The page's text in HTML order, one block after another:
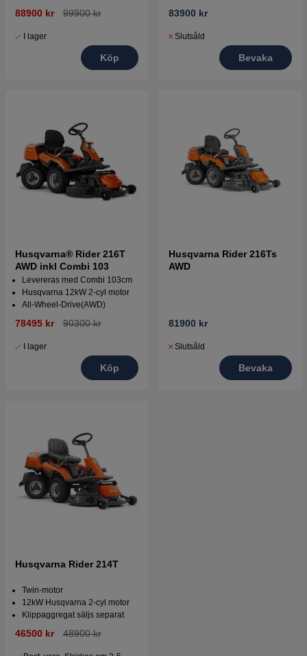
88900 kr 99900 kr
I lager
Köp
83900 kr
Slutsåld
Bevaka
Husqvarna® Rider 216T
AWD inkl Combi 103
Levereras med Combi 103cm
Husqvarna 12kW 2-cyl motor
All-Wheel-Drive(AWD)
78495 kr 90300 kr
I lager
Köp
Husqvarna Rider 216Ts
AWD
81900 kr
Slutsåld
Bevaka
Husqvarna Rider 214T
Twin-motor
12kW Husqvarna 2-cyl motor
Klippaggregat säljs separat
46500 kr 48900 kr